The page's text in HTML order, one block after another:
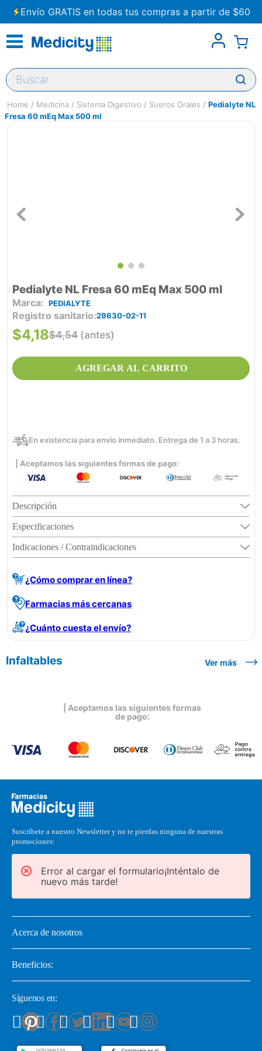
Envío GRATIS en todas tus compras a partir de $60
Buscar
Medicina Sistema Digestivo Sueros Orales
Pedialyte NL
Fresa 60 mEq Max 500 ml
Pedialyte NL Fresa 60 mEq Max 500 ml
PEDIALYTE
Registro sanitario 29630-02-11
$4,54 (antes)
$4,18
AGREGAR AL CARRITO
En existencia para envío inmediato. Entrega de 1 a 3 horas.
| Aceptamos las siguientes formas de pago:
Descripción
Especificaciones
Indicaciones / Contraindicaciones
¿Cómo comprar en línea?
Farmacias más cercanas
¿Cuánto cuesta el envío?
Infaltables Ver más
| Aceptamos las siguientes formas
de pago:
Suscríbete a nuestro Newsletter y no te pierdas ninguna de nuestras
promociones:
Error al cargar el formulario¡Inténtalo de
nuevo más tarde!
Acerca de nosotros
Beneficios:
Síguenos en: